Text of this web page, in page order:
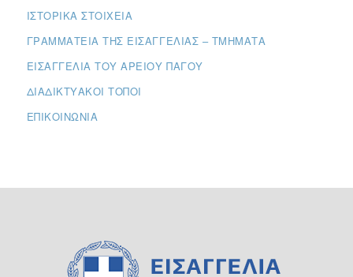
ΙΣΤΟΡΙΚΆ ΣΤΟΙΧΕΊΑ
ΓΡΑΜΜΑΤΕΊΑ ΤΗΣ ΕΙΣΑΓΓΕΛΊΑΣ – ΤΜΉΜΑΤΑ
ΕΙΣΑΓΓΕΛΊΑ ΤΟΥ ΑΡΕΊΟΥ ΠΆΓΟΥ
ΔΙΑΔΙΚΤΥΑΚΟΊ ΤΌΠΟΙ
ΕΠΙΚΟΙΝΩΝΊΑ